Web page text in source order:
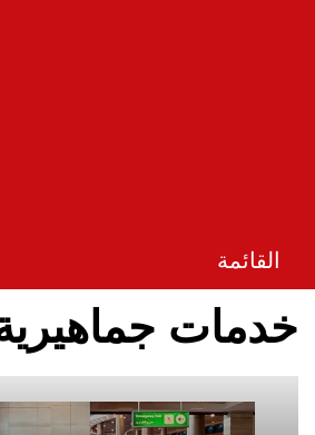
القائمة
خدمات